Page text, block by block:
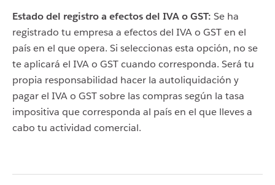
Estado del registro a efectos del IVA o GST: Se ha
registrado tu empresa a efectos del IVA o GST en el
país en el que opera. Si seleccionas esta opción, no se
te aplicará el IVA o GST cuando corresponda. Será tu
propia responsabilidad hacer la autoliquidación y
pagar el IVA o GST sobre las compras según la tasa
impositiva que corresponda al país en el que lleves a
cabo tu actividad comercial.